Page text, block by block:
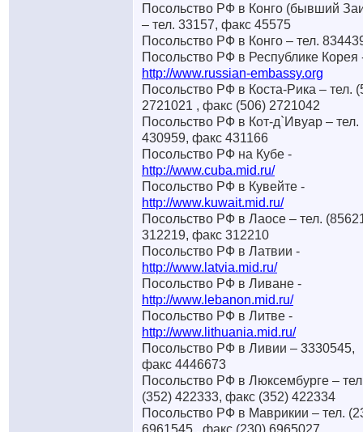
Посольство РФ в Конго (бывший
– тел. 33157, факс 45575
Посольство РФ в Конго – тел.
Посольство РФ в Республике Корея
http://www.russian-embassy.org
Посольство РФ в Коста-Рика – тел.
2721021 , факс (506) 2721042
Посольство РФ в Кот-д`Ивуар – тел.
430959, факс 431166
Посольство РФ на Кубе -
http://www.cuba.mid.ru/
Посольство РФ в Кувейте -
http://www.kuwait.mid.ru/
Посольство РФ в Лаосе – тел.
312219, факс 312210
Посольство РФ в Латвии -
http://www.latvia.mid.ru/
Посольство РФ в Ливане -
http://www.lebanon.mid.ru/
Посольство РФ в Литве -
http://www.lithuania.mid.ru/
Посольство РФ в Ливии – 3330545,
факс 4446673
Посольство РФ в Люксембурге –
(352) 422333, факс (352) 422334
Посольство РФ в Маврикии – тел.
6961545 , факс (230) 6965027